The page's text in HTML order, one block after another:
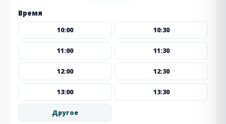
Время
10:00 10:30
11:00 11:30
12:00 12:30
13:00 13:30
Другое